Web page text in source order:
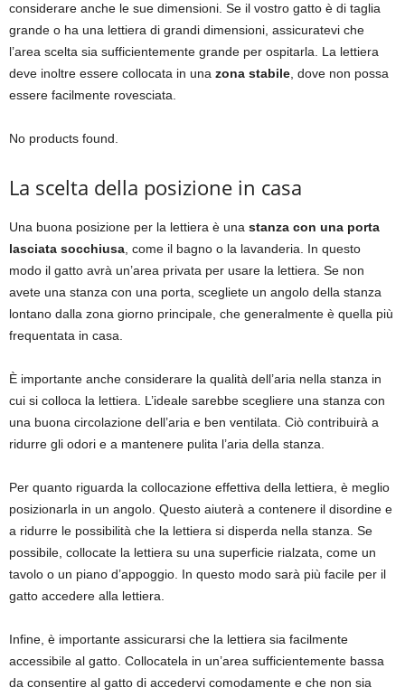
considerare anche le sue dimensioni. Se il vostro gatto è di taglia
grande o ha una lettiera di grandi dimensioni, assicuratevi che
l’area scelta sia sufficientemente grande per ospitarla. La lettiera
deve inoltre essere collocata in una zona stabile , dove non possa
essere facilmente rovesciata.
No products found.
La scelta della posizione in casa
Una buona posizione per la lettiera è una stanza con una porta
lasciata socchiusa , come il bagno o la lavanderia. In questo
modo il gatto avrà un’area privata per usare la lettiera. Se non
avete una stanza con una porta, scegliete un angolo della stanza
lontano dalla zona giorno principale, che generalmente è quella più
frequentata in casa.
È importante anche considerare la qualità dell’aria nella stanza in
cui si colloca la lettiera. L’ideale sarebbe scegliere una stanza con
una buona circolazione dell’aria e ben ventilata. Ciò contribuirà a
ridurre gli odori e a mantenere pulita l’aria della stanza.
Per quanto riguarda la collocazione effettiva della lettiera, è meglio
posizionarla in un angolo. Questo aiuterà a contenere il disordine e
a ridurre le possibilità che la lettiera si disperda nella stanza. Se
possibile, collocate la lettiera su una superficie rialzata, come un
tavolo o un piano d’appoggio. In questo modo sarà più facile per il
gatto accedere alla lettiera.
Infine, è importante assicurarsi che la lettiera sia facilmente
accessibile al gatto. Collocatela in un’area sufficientemente bassa
da consentire al gatto di accedervi comodamente e che non sia